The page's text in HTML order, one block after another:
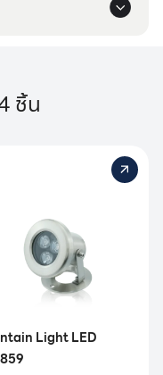
ชิ้น
Light LED